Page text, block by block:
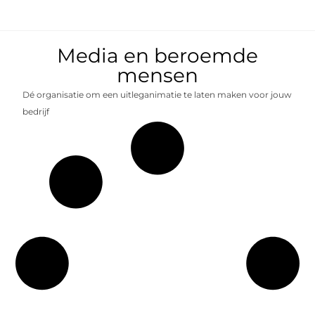
Media en beroemde
mensen
Dé organisatie om een uitleganimatie te laten maken voor jouw
bedrijf